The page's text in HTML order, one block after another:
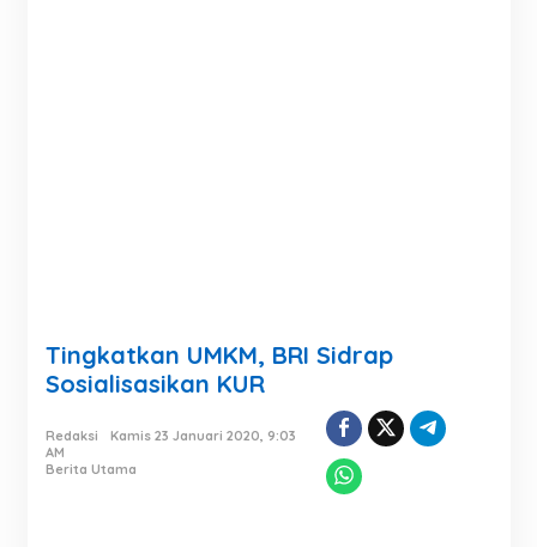
Tingkatkan UMKM, BRI Sidrap
Sosialisasikan KUR
Redaksi
Kamis 23 Januari 2020, 9:03
AM
Berita Utama